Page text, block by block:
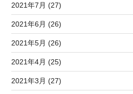
2021年7月 (27)
2021年6月 (26)
2021年5月 (26)
2021年4月 (25)
2021年3月 (27)